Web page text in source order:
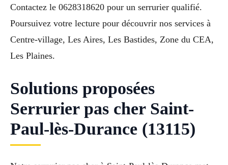
Contactez le 0628318620 pour un serrurier qualifié.
Poursuivez votre lecture pour découvrir nos services à
Centre-village, Les Aires, Les Bastides, Zone du CEA,
Les Plaines.
Solutions proposées
Serrurier pas cher Saint-
Paul-lès-Durance (13115)